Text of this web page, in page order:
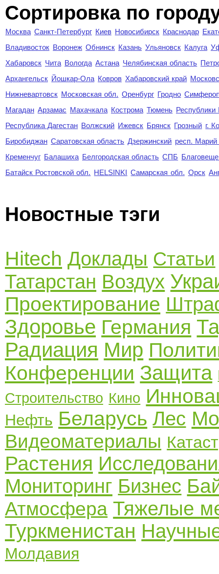
Cортировка по
Москва Санкт-Петербург Киев Новосибирск Краснодар
Владивосток Воронеж Обнинск Казань Ульяновск Калуга
Хабаровск Чита Вологда Астана Челябинская область
Архангельск Йошкар-Ола Ковров Хабаровский край
Нижневартовск Московская обл. Оренбург Гродно
Магадан Арзамас Махачкала Кострома Тюмень Республики
Республика Дагестан Волжский Ижевск Брянск Грозный г.
Биробиджан Саратовская область Дзержинский респ.
Кременчуг Балашиха Белгородская область СПБ
Батайск Ростовской обл. HELSINKI Самарская обл. Орск
Новостные тэги
Hitech Доклады Статьи
Татарстан Воздух
Проектирование
Здоровье Германия
Радиация Мир
Конференции Защита
Строительство Кино
Нефть Беларусь Лес
Видеоматериалы
Растения
Мониторинг Бизнес
Атмосфера Тяжелые
Туркменистан
Молдавия